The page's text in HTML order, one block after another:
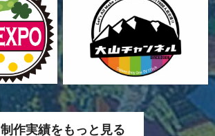
制作実績をもっと見る